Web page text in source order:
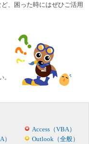
、困った時にはぜひご活用
Access（VBA）
）
Outlook（全般）